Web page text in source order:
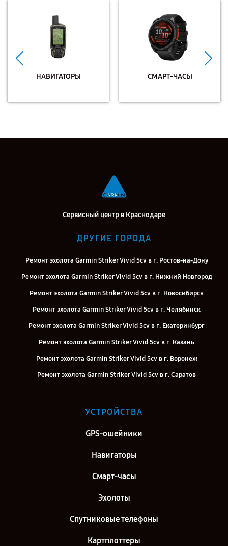
НАВИГАТОРЫ СМАРТ-ЧАСЫ
Сервисный центр в Краснодаре
ДРУГИЕ ГОРОДА
Ремонт эхолота Garmin Striker Vivid 5cv в г. Ростов-на-Дону
Ремонт эхолота Garmin Striker Vivid 5cv в г. Нижний Новгород
Ремонт эхолота Garmin Striker Vivid 5cv в г. Новосибирск
Ремонт эхолота Garmin Striker Vivid 5cv в г. Челябинск
Ремонт эхолота Garmin Striker Vivid 5cv в г. Екатеринбург
Ремонт эхолота Garmin Striker Vivid 5cv в г. Казань
Ремонт эхолота Garmin Striker Vivid 5cv в г. Воронеж
Ремонт эхолота Garmin Striker Vivid 5cv в г. Саратов
Ремонт эхолота Garmin Striker Vivid 5cv в г. Киров
УСТРОЙСТВА
GPS-ошейники
Навигаторы
Смарт-часы
Эхолоты
Спутниковые телефоны
Картплоттеры